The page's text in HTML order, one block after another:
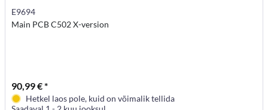
E9694
Main PCB C502 X-version
90,99 € *
Hetkel laos pole, kuid on võimalik tellida